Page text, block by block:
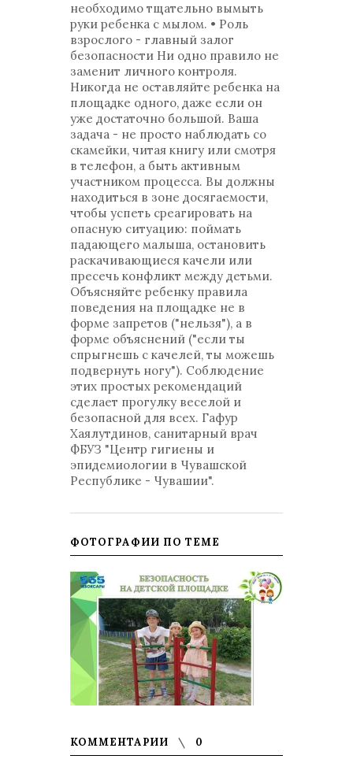
необходимо тщательно вымыть
руки ребенка с мылом. • Роль
взрослого - главный залог
безопасности Ни одно правило не
заменит личного контроля.
Никогда не оставляйте ребенка на
площадке одного, даже если он
уже достаточно большой. Ваша
задача - не просто наблюдать со
скамейки, читая книгу или смотря
в телефон, а быть активным
участником процесса. Вы должны
находиться в зоне досягаемости,
чтобы успеть среагировать на
опасную ситуацию: поймать
падающего малыша, остановить
раскачивающиеся качели или
пресечь конфликт между детьми.
Объясняйте ребенку правила
поведения на площадке не в
форме запретов ("нельзя"), а в
форме объяснений ("если ты
спрыгнешь с качелей, ты можешь
подвернуть ногу"). Соблюдение
этих простых рекомендаций
сделает прогулку веселой и
безопасной для всех. Гафур
Хаялутдинов, санитарный врач
ФБУЗ "Центр гигиены и
эпидемиологии в Чувашской
Республике - Чувашии".
ФОТОГРАФИИ ПО ТЕМЕ
КОММЕНТАРИИ 0